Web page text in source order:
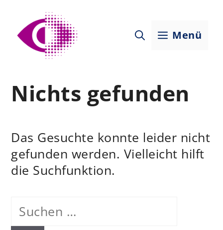
Inhalt
springen
Menü
Nichts gefunden
Das Gesuchte konnte leider nicht
gefunden werden. Vielleicht hilft
die Suchfunktion.
Suchen
nach: